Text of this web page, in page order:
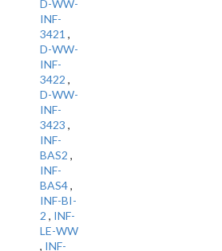
D-WW-
INF-
3421 ,
D-WW-
INF-
3422 ,
D-WW-
INF-
3423 ,
INF-
BAS2 ,
INF-
BAS4,
INF-BI-
2 , INF-
LE-WW
, INF-